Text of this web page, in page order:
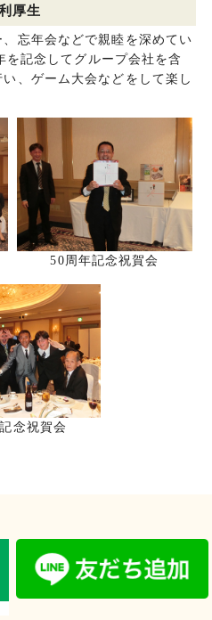
厚生
忘年会などで親睦を深めてい
を記念してグループ会社を含
、ゲーム大会などをして楽し
50周年記念祝賀会
念祝賀会